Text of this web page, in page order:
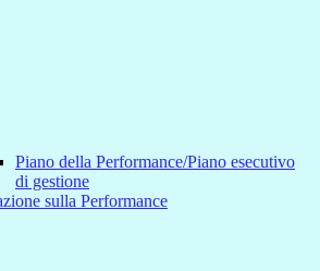
Piano della Performance/Piano esecutivo
di gestione
sulla Performance